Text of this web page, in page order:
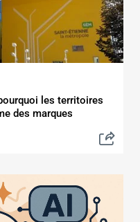
les territoires
des marques